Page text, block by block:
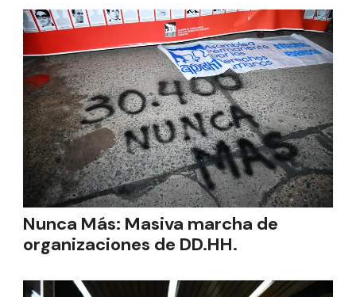
Nunca Más: Masiva marcha de
organizaciones de DD.HH.